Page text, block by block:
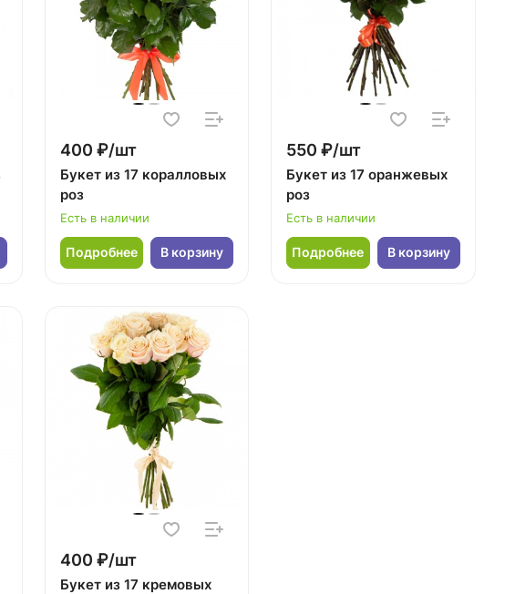
400 ₽/шт
Букет из 17 коралловых
роз
Есть в наличии
Подробнее В корзину
550 ₽/шт
Букет из 17 оранжевых
роз
Есть в наличии
Подробнее В корзину
400 ₽/шт
Букет из 17 кремовых